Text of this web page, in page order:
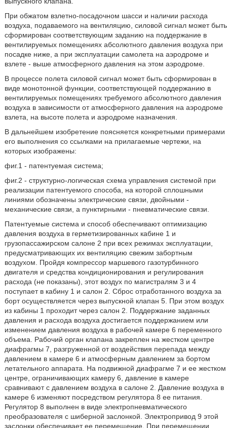
При обжатом взлетно-посадочном шасси и наличии расхода
воздуха, подаваемого на вентиляцию, силовой сигнал может быть
сформирован соответствующим заданию на поддержание в
вентилируемых помещениях абсолютного давления воздуха при
посадке ниже, а при эксплуатации самолета на аэродроме и
взлете - выше атмосферного давления на этом аэродроме.
В процессе полета силовой сигнал может быть сформирован в
виде монотонной функции, соответствующей поддержанию в
вентилируемых помещениях требуемого абсолютного давления
воздуха в зависимости от атмосферного давления на аэродроме
взлета, на высоте полета и аэродроме назначения.
В дальнейшем изобретение поясняется конкретными примерами
его выполнения со ссылками на прилагаемые чертежи, на
которых изображены:
фиг.1 - патентуемая система;
фиг.2 - структурно-логическая схема управления системой при
реализации патентуемого способа, на которой сплошными
линиями обозначены электрические связи, двойными -
механические связи, а пунктирными - пневматические связи.
Патентуемые система и способ обеспечивают оптимизацию
давления воздуха в герметизированных кабине 1 и
грузопассажирском салоне 2 при всех режимах эксплуатации,
предусматривающих их вентиляцию свежим забортным
воздухом. Пройдя компрессор маршевого газотурбинного
двигателя и средства кондиционирования и регулирования
расхода (не показаны), этот воздух по магистралям 3 и 4
поступает в кабину 1 и салон 2. Сброс отработанного воздуха за
борт осуществляется через выпускной клапан 5. При этом воздух
из кабины 1 проходит через салон 2. Поддержание заданных
давления и расхода воздуха достигается поддержанием или
изменением давления воздуха в рабочей камере 6 переменного
объема. Рабочий орган клапана закреплен на жестком центре
диафрагмы 7, разгруженной от воздействия перепада между
давлением в камере 6 и атмосферным давлением за бортом
летательного аппарата. На подвижной диафрагме 7 и ее жестком
центре, ограничивающих камеру 6, давление в камере
сравнивают с давлением воздуха в салоне 2. Давление воздуха в
камере 6 изменяют посредством регулятора 8 ее питания.
Регулятор 8 выполнен в виде электропневматического
преобразователя с шиберной заслонкой. Электропривод 9 этой
заслонки обеспечивает ее перемещение. При перемещении